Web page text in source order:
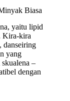
Biasa
yaitu lipid
Kira-kira
danseiring
yang
–
dengan